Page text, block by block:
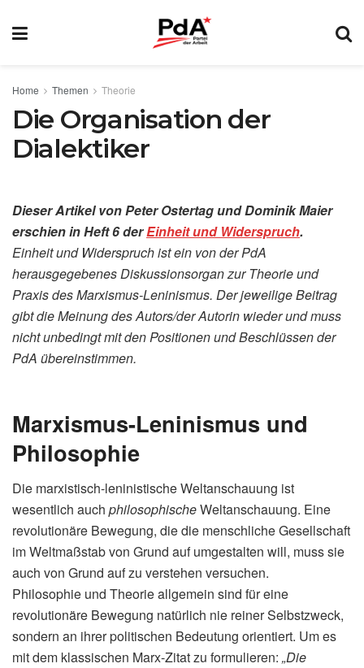
Home Themen Theorie
Die Organisation der
Dialektiker
Dieser Artikel von Peter Ostertag und Dominik Maier
erschien in Heft 6 derEinheit und Widerspruch.
Einheit und Widerspruch ist ein von der PdA
herausgegebenes Diskussionsorgan zur Theorie und
Praxis des Marxismus-Leninismus. Der jeweilige Beitrag
gibt die Meinung des Autors/der Autorin wieder und muss
nicht unbedingt mit den Positionen und Beschlüssen der
PdA übereinstimmen.
Marxismus-Leninismus und
Philosophie
Die marxistisch-leninistische Weltanschauung ist
wesentlich auch philosophischeWeltanschauung. Eine
revolutionäre Bewegung, die die menschliche Gesellschaft
im Weltmaßstab von Grund auf umgestalten will, muss sie
auch von Grund auf zu verstehen versuchen.
Philosophie und Theorie allgemein sind für eine
revolutionäre Bewegung natürlich nie reiner Selbstzweck,
sondern an ihrer politischen Bedeutung orientiert. Um es
mit dem klassischen Marx-Zitat zu formulieren: „Die